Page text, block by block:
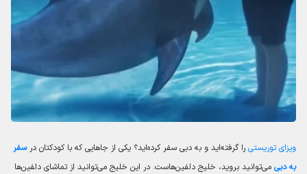
ویزای توریستی را گرفته‌اید و به دبی سفر کرده‌اید؟ یکی از جاهایی که با کودکتان درسفر
به دبی می‌توانید بروید، خلیج دلفین‌هاست. در این خلیج می‌توانید از تماشای دلفین‌ها